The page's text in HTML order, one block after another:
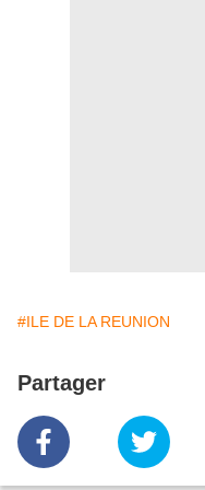
#ILE DE LA REUNION
Partager